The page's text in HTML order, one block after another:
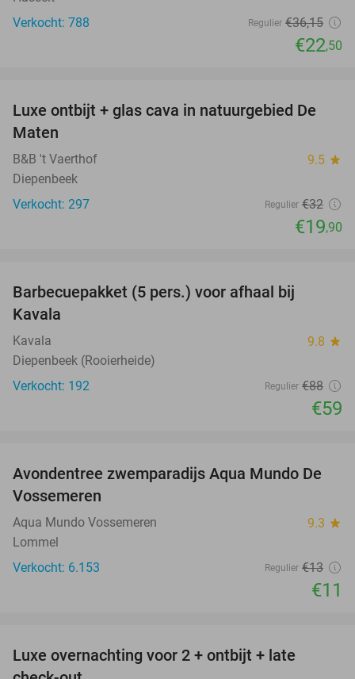
Verkocht: 788
Regulier €36,15
€22,50
38%
Luxe ontbijt + glas cava in natuurgebied De
Maten
B&B 't Vaerthof 9.5 star
Diepenbeek
Verkocht: 297
Regulier €32
€19,90
Barbecuepakket (5 pers.) voor afhaal bij
Kavala
Kavala 9.8 star
Diepenbeek (Rooierheide)
Verkocht: 192
Regulier €88
€59
15%
Avondentree zwemparadijs Aqua Mundo De
Vossemeren
Aqua Mundo Vossemeren 9.3 star
Lommel
Verkocht: 6.153
Regulier €13
€11
Luxe overnachting voor 2 + ontbijt + late